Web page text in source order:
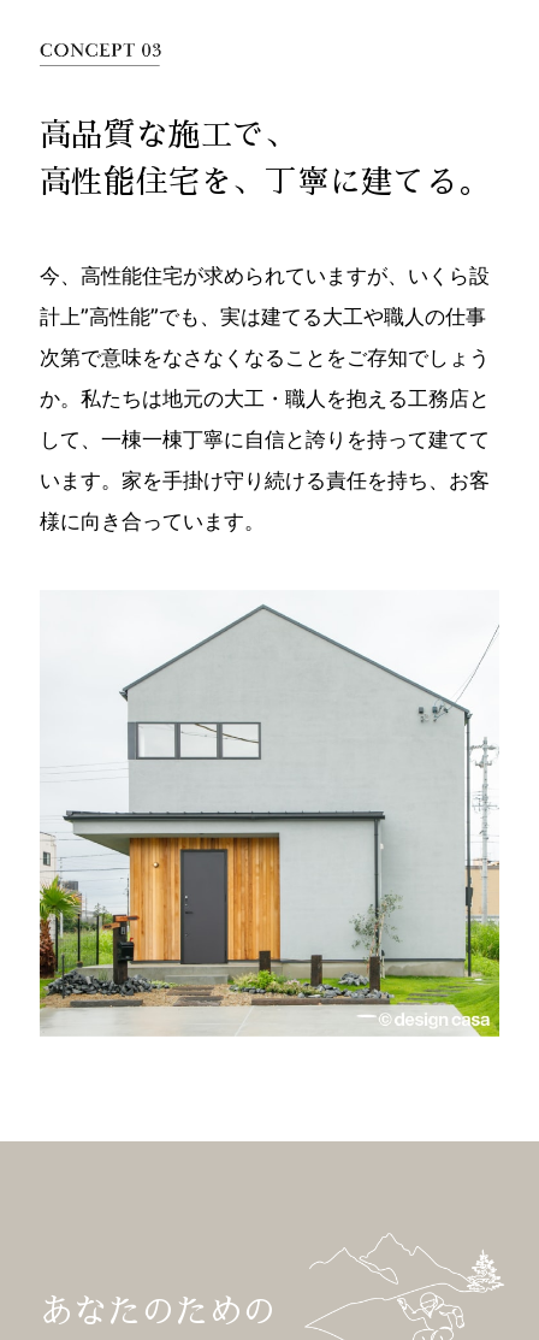
高品質な施工で、
高性能住宅を、丁寧に建てる。
今、高性能住宅が求められていますが、いくら設
計上”高性能”でも、実は建てる大工や職人の仕事
次第で意味をなさなくなることをご存知でしょう
か。私たちは地元の大工・職人を抱える工務店と
して、一棟一棟丁寧に自信と誇りを持って建てて
います。家を手掛け守り続ける責任を持ち、お客
様に向き合っています。
あなたのための